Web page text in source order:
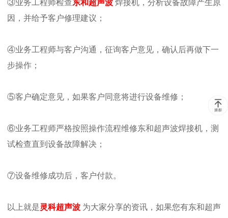
③业务工程师检查东和超声波 焊接机 ，分析设备故障产生原
因，并给予客户修理建议；
④业务工程师与客户沟通，征询客户意见，确认后再做下一
步操作；
⑤客户确定意见，如果客户同意将进行设备维修；
⑥业务工程师严格按照操作流程维修东和超声波焊接机 ，测
试检查直到设备故障解决；
⑦设备维修成功后，客户付款。
以上就是灵科超声波 为大家分享的资讯，如果您有东和超声